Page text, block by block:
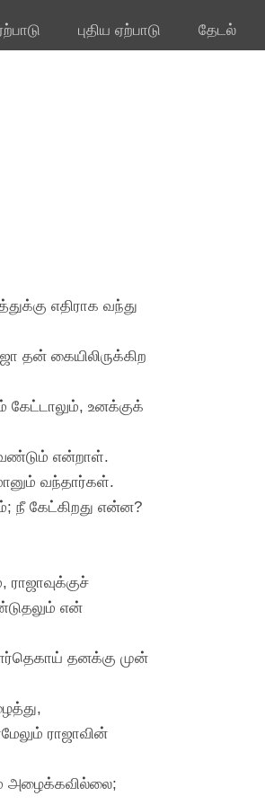
புதிய ஏற்பாடு தேடல்
எதிராக வந்து
தன் கையிலிருக்கிற
உனக்குக்
என்றாள்.
வந்தார்கள்.
நீ கேட்கிறது என்ன?
என்
தனக்கு முன்
ராஜாவின்
அழைக்கவில்லை;